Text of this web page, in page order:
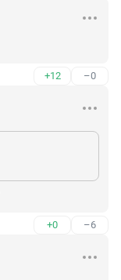
+12 –0
+0 –6